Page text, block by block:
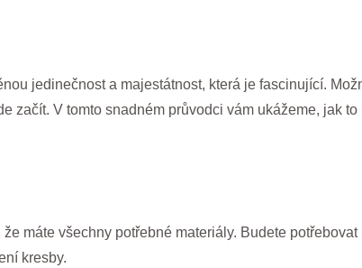
jedinečnost a majestátnost, která je fascinující.
začít. V tomto snadném průvodci vám ukážeme, jak
máte všechny potřebné materiály. Budete
kresby.